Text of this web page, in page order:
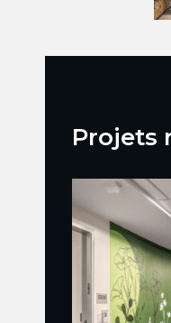
Projets